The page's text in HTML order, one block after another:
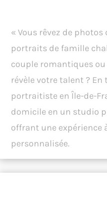
« Vous rêvez de photos
portraits de famille
couple romantiques
révèle votre talent ?
portraitiste en Île-de-
domicile en un studio
offrant une expérience
personnalisée.